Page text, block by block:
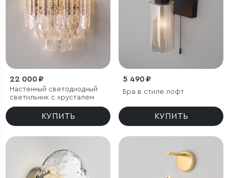
22 000 ₽
Настенный светодиодный
светильник с хрусталем
КУПИТЬ
5 490 ₽
Бра в стиле лофт
КУПИТЬ